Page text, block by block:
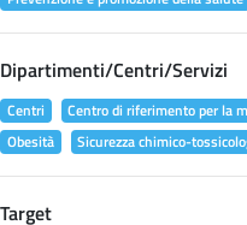
Dipartimenti/Centri/Servizi
Centri Centro di riferimento per la
Obesità
Sicurezza chimico-
Target